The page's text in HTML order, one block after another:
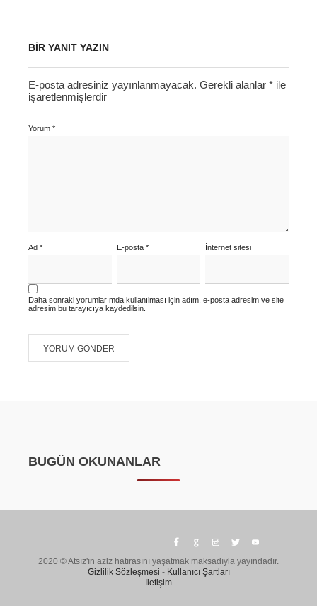
BIR YANIT YAZIN
E-posta adresiniz yayınlanmayacak. Gerekli alanlar * ile
işaretlenmişlerdir
Yorum *
Ad * E-posta* İnternet sitesi
Daha sonraki yorumlarımda kullanılması için adım, e-posta adresim ve site
adresim bu tarayıcıya kaydedilsin.
BUGÜN OKUNANLAR
2020 © Atsız'ın aziz hatırasını yaşatmak maksadıyla yayındadır.
Gizlilik Sözleşmesi - Kullanıcı Şartları
İletişim